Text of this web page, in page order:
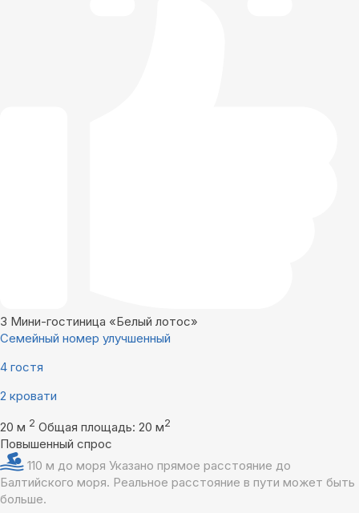
3 Мини-гостиница «Белый лотос»
Семейный номер улучшенный
4 гостя
2 кровати
20 м 2 Общая площадь: 20 м2
Повышенный спрос
110 м до моря Указано прямое расстояние до
Балтийского моря. Реальное расстояние в пути может быть
больше.